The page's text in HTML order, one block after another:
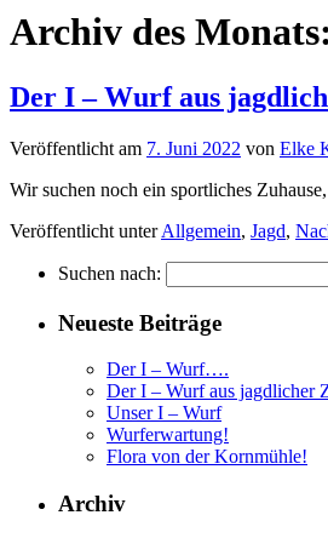
Archiv des Monats:
Der I – Wurf aus
Veröffentlicht am 7. Juni 2022 von Elke
Wir suchen noch ein sportliches
Veröffentlicht unter Allgemein, Jagd,
Suchen nach:
Neueste Beiträge
Der I – Wurf….
Der I – Wurf aus jagdlicher
Unser I – Wurf
Wurferwartung!
Flora von der Kornmühle!
Archiv